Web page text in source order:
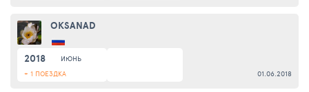
OKSANAD
2018
ИЮНЬ
+ 1 ПОЕЗДКА
01.06.2018